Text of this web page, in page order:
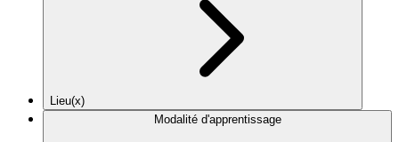
Lieu(x)
Modalité d'apprentissage